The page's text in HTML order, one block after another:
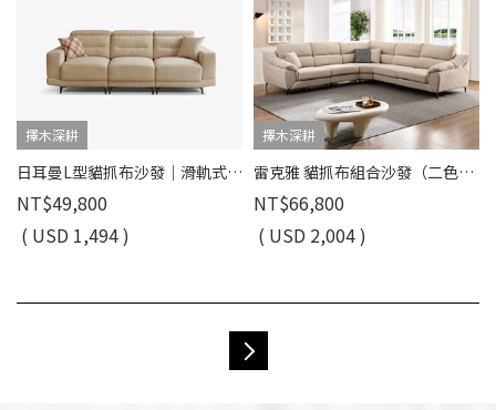
擇木深耕
日耳曼L型貓抓布沙發｜滑軌式坐墊 × 耐磨防潑水 × 可調頭靠枕 – 擇木深耕
NT$49,800
( USD 1,494 )
擇木深耕
雷克雅 貓抓布組合沙發（二色）｜模組設計 × SGS 檢驗 × 耐磨防潑水 – 擇木深耕
NT$66,800
( USD 2,004 )